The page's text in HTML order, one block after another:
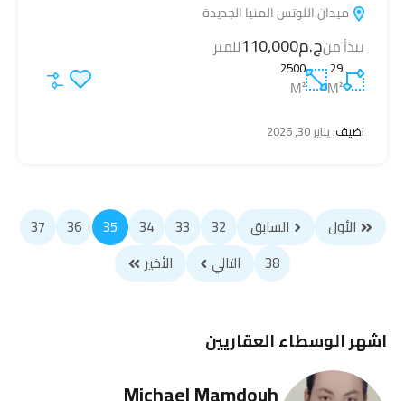
ميدان اللوتس المنيا الجديدة
يبدأ منج.م110,000 للمتر
29
M²
2500
M²
اضيف:يناير 30, 2026
الأول السابق 32
33
34
35
36
37
38
التالي الأخير
اشهر الوسطاء العقاريين